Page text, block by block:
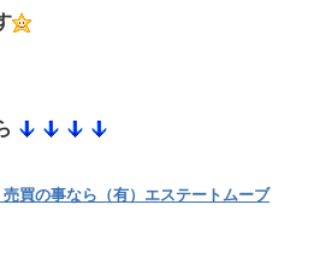
買の事なら（有）エステートムーブ